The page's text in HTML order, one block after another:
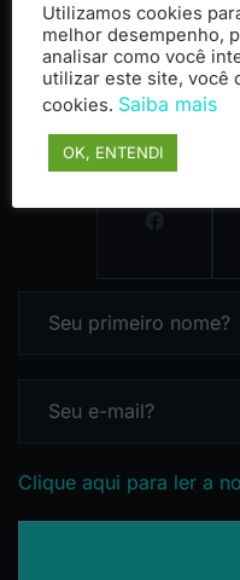
Cases
Clique aqui para ler a
Utilizamos cookies
melhor desempenho,
analisar como você
utilizar este site, você
cookies. Saiba mais
OK, ENTENDI